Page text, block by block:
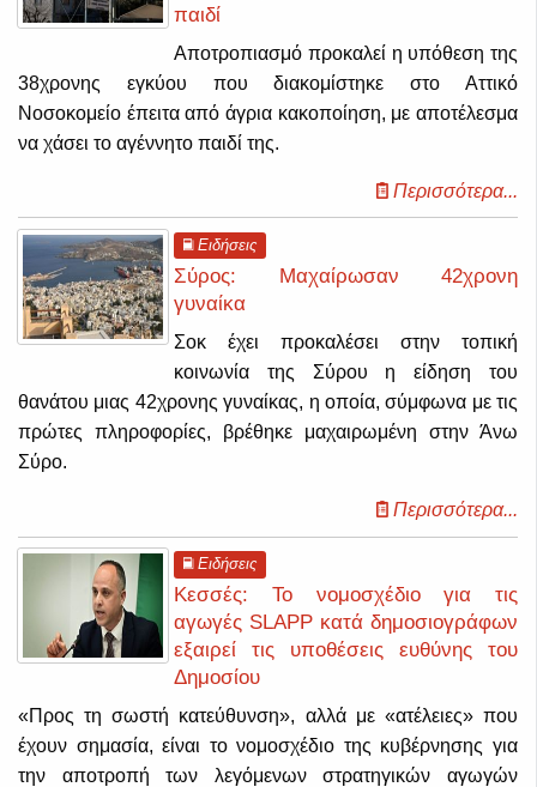
παιδί
Αποτροπιασμό προκαλεί η υπόθεση της
38χρονης εγκύου που διακομίστηκε στο Αττικό
Νοσοκομείο έπειτα από άγρια κακοποίηση, με αποτέλεσμα
να χάσει το αγέννητο παιδί της.
Περισσότερα...
Ειδήσεις
Σύρος: Μαχαίρωσαν 42χρονη
γυναίκα
Σοκ έχει προκαλέσει στην τοπική
κοινωνία της Σύρου η είδηση του
θανάτου μιας 42χρονης γυναίκας, η οποία, σύμφωνα με τις
πρώτες πληροφορίες, βρέθηκε μαχαιρωμένη στην Άνω
Σύρο.
Περισσότερα...
Ειδήσεις
Κεσσές: Το νομοσχέδιο για τις
αγωγές SLAPP κατά δημοσιογράφων
εξαιρεί τις υποθέσεις ευθύνης του
Δημοσίου
«Προς τη σωστή κατεύθυνση», αλλά με «ατέλειες» που
έχουν σημασία, είναι το νομοσχέδιο της κυβέρνησης για
την αποτροπή των λεγόμενων στρατηγικών αγωγών